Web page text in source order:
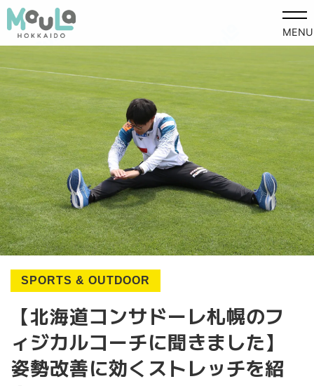
MENU
SPORTS & OUTDOOR
【北海道コンサドーレ札幌のフ
ィジカルコーチに聞きました】
姿勢改善に効くストレッチを紹